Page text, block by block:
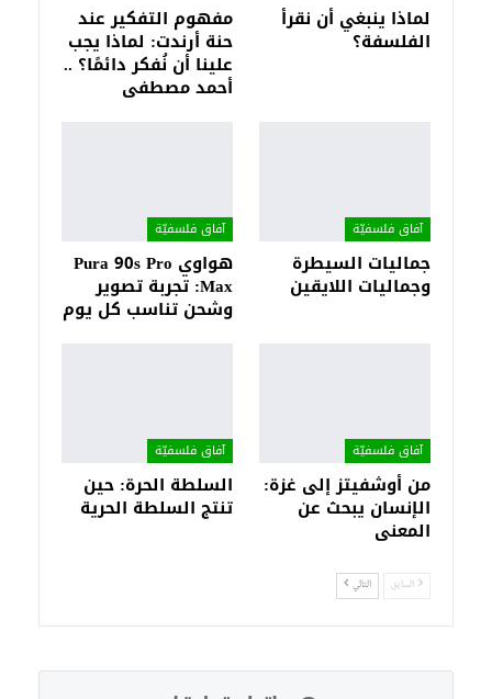
لماذا ينبغي أن نقرأ
الفلسفة؟
مفهوم التفكير عند
حنة أرندت: لماذا يجب
علينا أن نُفكر دائمًا؟ ..
أحمد مصطفى
آفاق فلسفيّة‎
جماليات السيطرة
وجماليات اللايقين
آفاق فلسفيّة‎
هواوي Pura 90s Pro
Max: تجربة تصوير
وشحن تناسب كل يوم
آفاق فلسفيّة‎
من أوشفيتز إلى غزة:
الإنسان يبحث عن
المعنى
آفاق فلسفيّة‎
السلطة الحرة: حين
تنتج السلطة الحرية
السابق التالي